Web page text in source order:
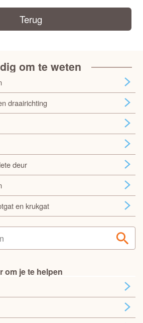
Terug
om te weten
draairichting
deur
en krukgat
om je te helpen